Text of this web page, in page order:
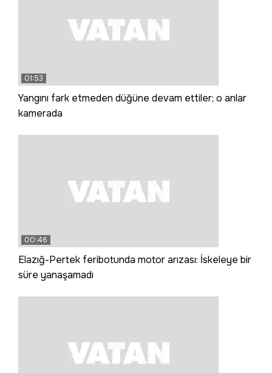
01:53
Yangını fark etmeden düğüne devam ettiler; o anlar
kamerada
00:46
Elazığ-Pertek feribotunda motor arızası: İskeleye bir
süre yanaşamadı